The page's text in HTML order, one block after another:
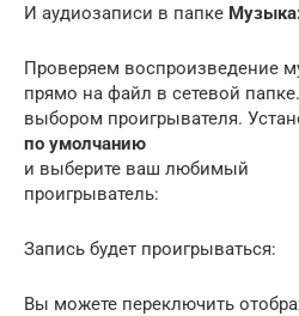
И аудиозаписи в папке
Проверяем воспроизведение
прямо на файл в сетевой
выбором проигрывателя.
по умолчанию
и выберите ваш любимый
проигрыватель:
Запись будет проигрываться:
Вы можете переключить